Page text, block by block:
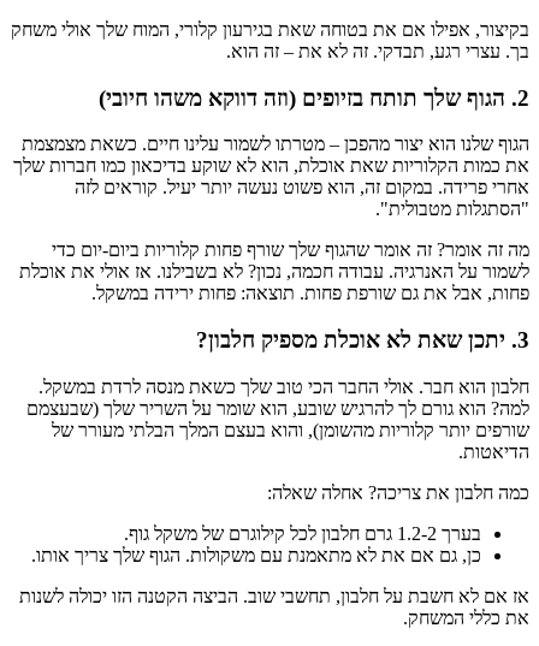
בקיצור, אפילו אם את בטוחה שאת בגירעון קלורי, המוח שלך אולי משחק
בך. עצרי רגע, תבדקי. זה לא את – זה הוא.
2. הגוף שלך תותח בזיופים (וזה דווקא משהו חיובי)
הגוף שלנו הוא יצור מהפכן – מטרתו לשמור עלינו חיים. כשאת מצמצמת
את כמות הקלוריות שאת אוכלת, הוא לא שוקע בדיכאון כמו חברות שלך
אחרי פרידה. במקום זה, הוא פשוט נעשה יותר יעיל. קוראים לזה
"הסתגלות מטבולית".
מה זה אומר? זה אומר שהגוף שלך שורף פחות קלוריות ביום-יום כדי
לשמור על האנרגיה. עבודה חכמה, נכון? לא בשבילנו. אז אולי את אוכלת
פחות, אבל את גם שורפת פחות. תוצאה: פחות ירידה במשקל.
3. יתכן שאת לא אוכלת מספיק חלבון?
חלבון הוא חבר. אולי החבר הכי טוב שלך כשאת מנסה לרדת במשקל.
למה? הוא גורם לך להרגיש שובע, הוא שומר על השריר שלך (שבעצמם
שורפים יותר קלוריות מהשומן), והוא בעצם המלך הבלתי מעורר של
הדיאטות.
כמה חלבון את צריכה? אחלה שאלה:
בערך 1.2-2 גרם חלבון לכל קילוגרם של משקל גוף.
כן, גם אם את לא מתאמנת עם משקולות. הגוף שלך צריך אותו.
אז אם לא חשבת על חלבון, תחשבי שוב. הביצה הקטנה הזו יכולה לשנות
את כללי המשחק.